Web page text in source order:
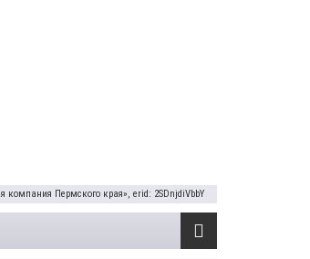
Пермского края», erid: 2SDnjdiVbbY